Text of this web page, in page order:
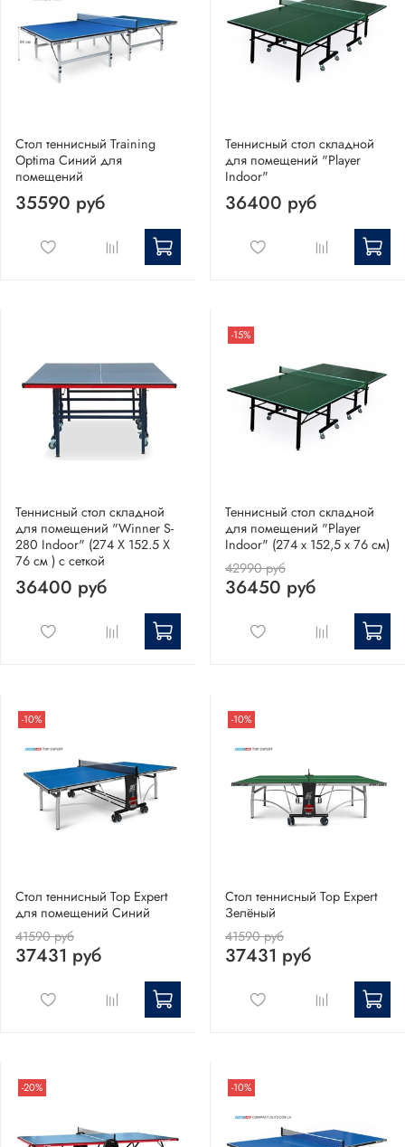
Стол теннисный Training
Optima Синий для
помещений
35590 руб
Теннисный стол складной
для помещений "Player
Indoor"
36400 руб
Теннисный стол складной
для помещений "Winner S-
280 Indoor" (274 Х 152.5 Х
76 см ) с сеткой
36400 руб
-15%
Теннисный стол складной
для помещений "Player
Indoor" (274 х 152,5 х 76 см)
42990 руб
36450 руб
-10%
Стол теннисный Top Expert
для помещений Синий
41590 руб
37431 руб
-10%
Стол теннисный Top Expert
Зелёный
41590 руб
37431 руб
-20% -10%